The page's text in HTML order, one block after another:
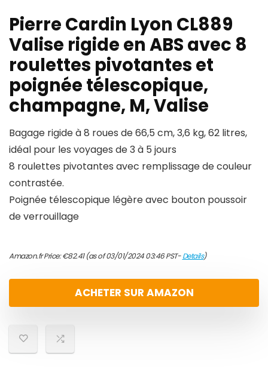
Pierre Cardin Lyon CL889
Valise rigide en ABS avec 8
roulettes pivotantes et
poignée télescopique,
champagne, M, Valise
Bagage rigide à 8 roues de 66,5 cm, 3,6 kg, 62 litres,
idéal pour les voyages de 3 à 5 jours
8 roulettes pivotantes avec remplissage de couleur
contrastée.
Poignée télescopique légère avec bouton poussoir
de verrouillage
Amazon.fr Price:€82.41(as of 03/01/2024 03:46 PST-Details)
ACHETER SUR AMAZON